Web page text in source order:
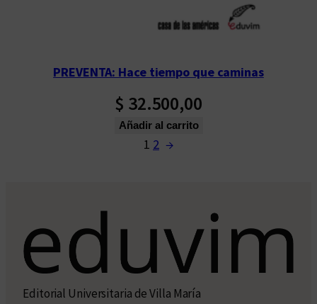
PREVENTA: Hace tiempo que caminas
$ 32.500,00
Añadir al carrito
1 2 →
Editorial Universitaria de Villa María